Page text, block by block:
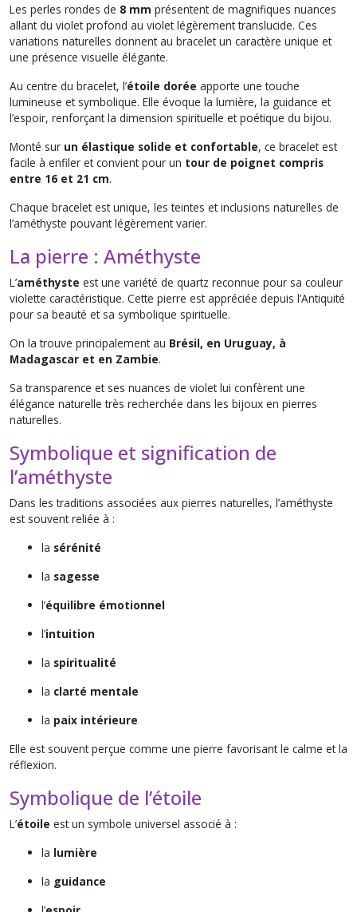
Les perles rondes de 8 mm présentent de magnifiques nuances
allant du violet profond au violet légèrement translucide. Ces
variations naturelles donnent au bracelet un caractère unique et
une présence visuelle élégante.
Au centre du bracelet, l’étoile dorée apporte une touche
lumineuse et symbolique. Elle évoque la lumière, la guidance et
l’espoir, renforçant la dimension spirituelle et poétique du bijou.
Monté sur un élastique solide et confortable, ce bracelet est
facile à enfiler et convient pour un tour de poignet compris
entre 16 et 21 cm.
Chaque bracelet est unique, les teintes et inclusions naturelles de
l’améthyste pouvant légèrement varier.
La pierre : Améthyste
L’améthyste est une variété de quartz reconnue pour sa couleur
violette caractéristique. Cette pierre est appréciée depuis l’Antiquité
pour sa beauté et sa symbolique spirituelle.
On la trouve principalement au Brésil, en Uruguay, à
Madagascar et en Zambie.
Sa transparence et ses nuances de violet lui confèrent une
élégance naturelle très recherchée dans les bijoux en pierres
naturelles.
Symbolique et signification de
l’améthyste
Dans les traditions associées aux pierres naturelles, l’améthyste
est souvent reliée à :
la sérénité
la sagesse
l’équilibre émotionnel
l’intuition
la spiritualité
la clarté mentale
la paix intérieure
Elle est souvent perçue comme une pierre favorisant le calme et la
réflexion.
Symbolique de l’étoile
L’étoile est un symbole universel associé à :
la lumière
la guidance